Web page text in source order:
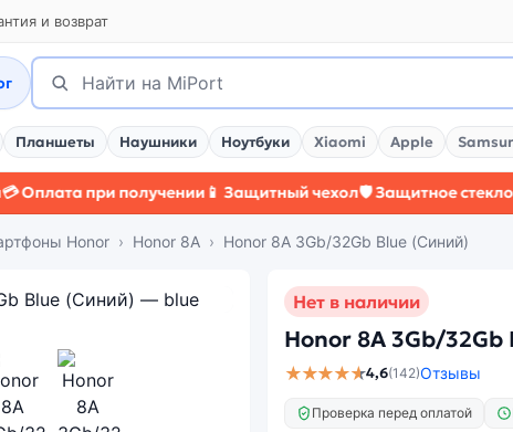
и возврат
Поиск
Найти
Планшеты Наушники Ноутбуки Xiaomi Apple
при получении📱 Защитный чехол🛡️ Защитное стекло🔧
Honor Honor 8A Honor 8A 3Gb/32Gb Blue (Синий)
Нет в наличии
Honor 8A 3Gb/
★★★★★4,6(142)Отзывы
Проверка перед оплатой